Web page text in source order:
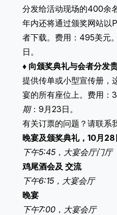
分发给活动现场的400余
年内还将通过颁奖网站以
者下载。费用：495美元。
日。
♦ 向颁奖典礼与会者分发
提供传单或小型宣传册，
宴的所有座位上。费用：
期：9月23日。
有关订票的问题？ 请联系
晚宴及颁奖典礼，10月28
下午5:45，大宴会厅门厅
鸡尾酒会及 交流
下午6:15，大宴会厅
晚宴
下午7:00，大宴会厅